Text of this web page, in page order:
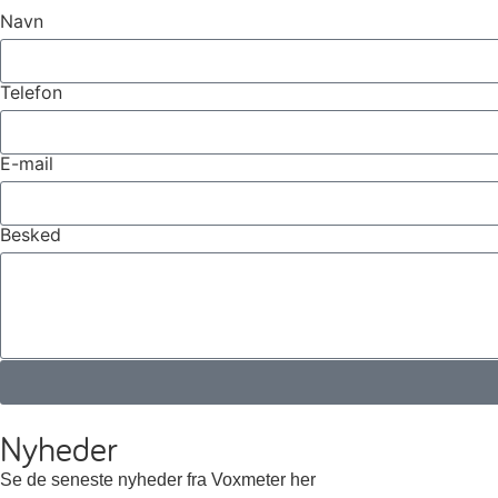
Navn
Telefon
E-mail
Besked
Nyheder
Se de seneste nyheder fra Voxmeter her